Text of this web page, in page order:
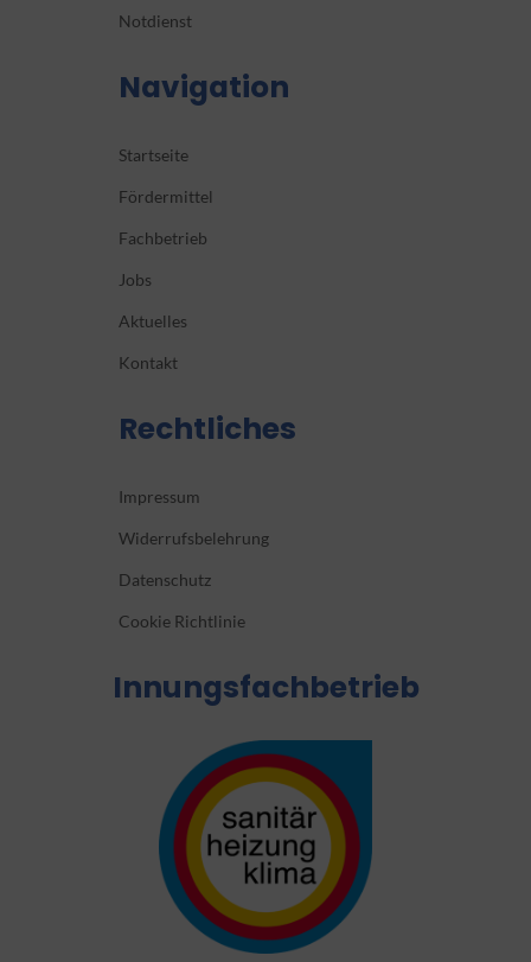
Notdienst
Navigation
Startseite
Fördermittel
Fachbetrieb
Jobs
Aktuelles
Kontakt
Rechtliches
Impressum
Widerrufsbelehrung
Datenschutz
Cookie Richtlinie
Innungsfachbetrieb